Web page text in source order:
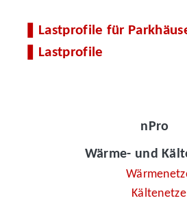
nPro
Wärme- und
Kältenetze
Lastprofile für
Lastprofile